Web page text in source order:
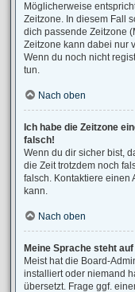
Möglicherweise
Zeitzone. In diesem Fall
dich passende Zeitzone
Zeitzone kann dabei nur
Wenn du noch nicht
tun.
Nach oben
Ich habe die Zeitzone
falsch!
Wenn du dir sicher bist,
die Zeit trotzdem noch
falsch. Kontaktiere einen
kann.
Nach oben
Meine Sprache steht
Meist hat die Board-
installiert oder niemand
übersetzt. Frage ggf.